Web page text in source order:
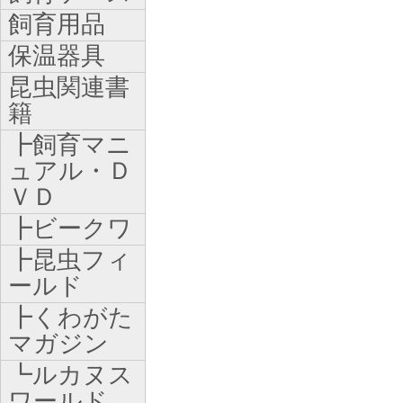
飼育用品
保温器具
昆虫関連書
籍
┣飼育マニ
ュアル・Ｄ
ＶＤ
┣ビークワ
┣昆虫フィ
ールド
┣くわがた
マガジン
┗ルカヌス